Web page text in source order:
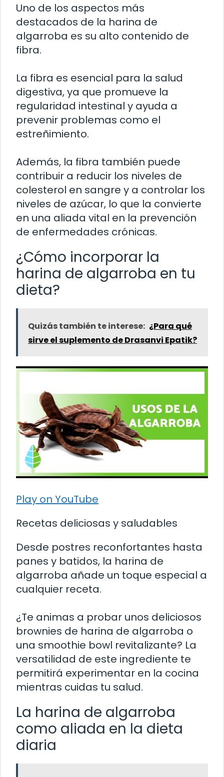
Uno de los aspectos más
destacados de la harina de
algarroba es su alto contenido de
fibra.
La fibra es esencial para la salud
digestiva, ya que promueve la
regularidad intestinal y ayuda a
prevenir problemas como el
estreñimiento.
Además, la fibra también puede
contribuir a reducir los niveles de
colesterol en sangre y a controlar los
niveles de azúcar, lo que la convierte
en una aliada vital en la prevención
de enfermedades crónicas.
¿Cómo incorporar la
harina de algarroba en tu
dieta?
Quizás también te interese: ¿Para qué
sirve el suplemento de Drasanvi Epatik?
Play on YouTube
Recetas deliciosas y saludables
Desde postres reconfortantes hasta
panes y batidos, la harina de
algarroba añade un toque especial a
cualquier receta.
¿Te animas a probar unos deliciosos
brownies de harina de algarroba o
una smoothie bowl revitalizante? La
versatilidad de este ingrediente te
permitirá experimentar en la cocina
mientras cuidas tu salud.
La harina de algarroba
como aliada en la dieta
diaria